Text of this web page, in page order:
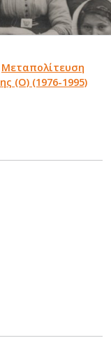
Μεταπολίτευση
(Ο) (1976-1995)